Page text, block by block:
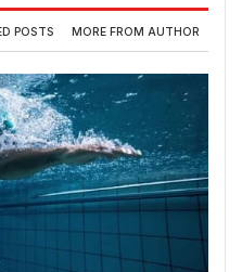
POSTS MORE FROM AUTHOR